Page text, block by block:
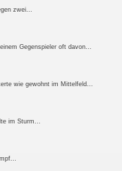
zwei...
Gegenspieler oft davon...
wie gewohnt im Mittelfeld...
im Sturm...